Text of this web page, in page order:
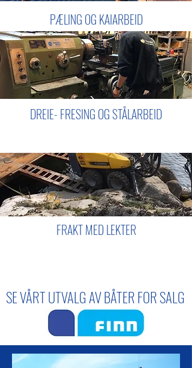
PÆLING OG KAIARBEID
DREIE- FRESING OG STÅLARBEID
FRAKT MED LEKTER
SE VÅRT UTVALG AV BÅTER FOR SALG